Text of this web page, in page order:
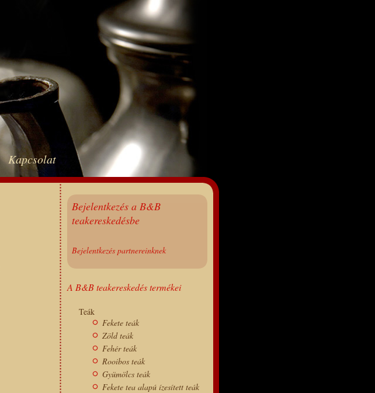
Kapcsolat
Bejelentkezés a B&B
teakereskedésbe
Bejelentkezés partnereinknek
A B&B teakereskedés termékei
Teák
Fekete teák
Zöld teák
Fehér teák
Rooibos teák
Gyümölcs teák
Fekete tea alapú ízesített teák